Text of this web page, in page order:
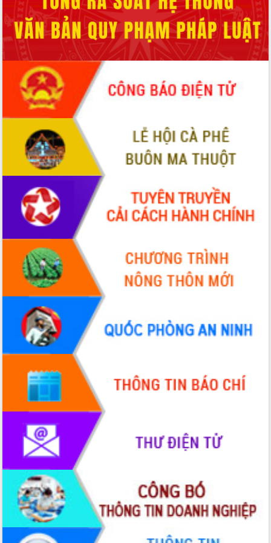
phá cơ chế - Hợp tác công tư
Đề án 06 tạo bước ngoặt đột phá trong
cải cách hành chính tỉnh Đắk Lắk
Kết nối tour, đẩy mạnh chuyển đổi số
để phát triển du lịch Đắk Lắk
Khởi động Dự án Đầu tư xây dựng hạ
tầng kỹ thuật Cụm công nghiệp Tân
Tiến
Gặp mặt các cơ quan báo chí nhân Kỷ
niệm 101 năm Ngày Báo chí Cách
mạng Việt Nam
Đắk Lắk sơ kết 4 năm triển khai thực
hiện Đề án 06 của Chính phủ
Họp báo thông tin về Hội nghị Công bố
Quy hoạch và Xúc tiến đầu tư tỉnh Đắk
Lắk
Khơi thông điểm nghẽn, đẩy nhanh
giải ngân vốn khắc phục thiên tai
HĐND tỉnh thông qua điều chỉnh Quy
hoạch tỉnh thời kỳ 2021-2030
Hội thảo góp ý hồ sơ điều chỉnh quy
hoạch tỉnh Đắk Lắk thời kỳ 2021-2030,
tầm nhìn đến năm 2050
Nâng cao hiệu quả hoạt động của các
doanh nghiệp nhà nước
Hội nghị triển khai kết nối mạng
truyền số liệu chuyên dùng phục vụ cơ
Lễ phát động chuỗi hoạt động chung
tay làm sạch môi trường
Xã Ea Kar bước chuyển mình trong
công tác cải cách hành chính mô hình
mới
UBND tỉnh họp báo định kỳ tháng 4
năm 2026
Hội thảo khoa học “Giải pháp thúc đẩy
phát triển nền kinh tế xanh tại tỉnh
Đắk Lắk”
Tăng cường giám sát, đôn đốc thực
hiện nhiệm vụ quản lý tài sản công
hàng tuần